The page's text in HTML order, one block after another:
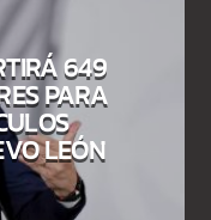
649
PARA
LEÓN